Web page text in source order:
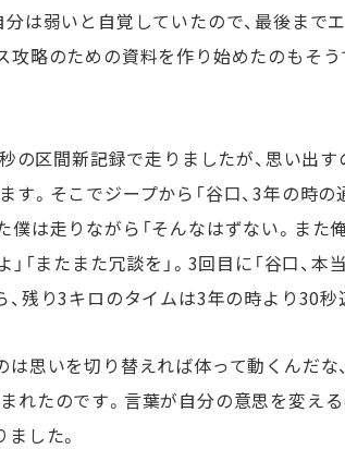
分は弱いと自覚していたので、最後ま
攻略のための資料を作り始めたのもそう
の区間新記録で走りましたが、思い出
す。そこでジープから「谷口、3年の時
僕は走りながら「そんなはずない。また
「またまた冗談を」。3回目に「谷口、
、残り3キロのタイムは3年の時より30秒
は思いを切り替えれば体って動くんだ
れたのです。言葉が自分の意思を変え
した。